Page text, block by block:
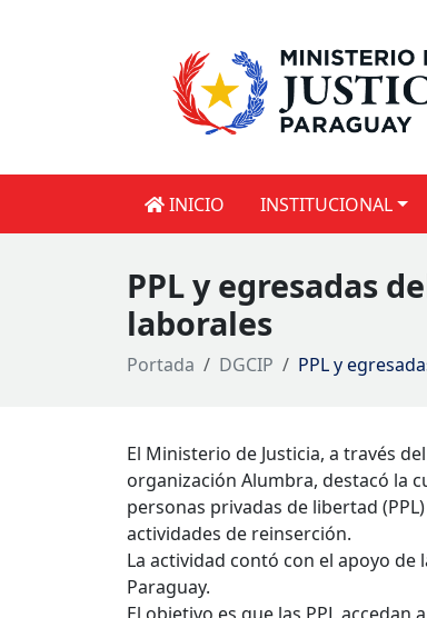
INICIO INSTITUCIONAL
PPL y egresadas
laborales
Portada DGCIP PPL y
El Ministerio de Justicia, a través
organización Alumbra, destacó la
personas privadas de libertad
actividades de reinserción.
La actividad contó con el apoyo de
Paraguay.